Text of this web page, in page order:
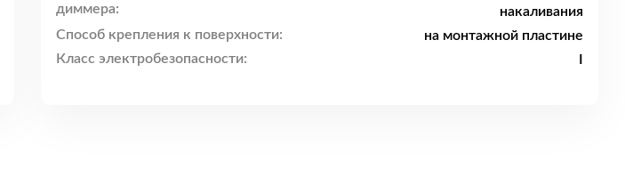
диммера:
накаливания
Способ крепления к поверхности:
на монтажной пластине
Класс электробезопасности:
I